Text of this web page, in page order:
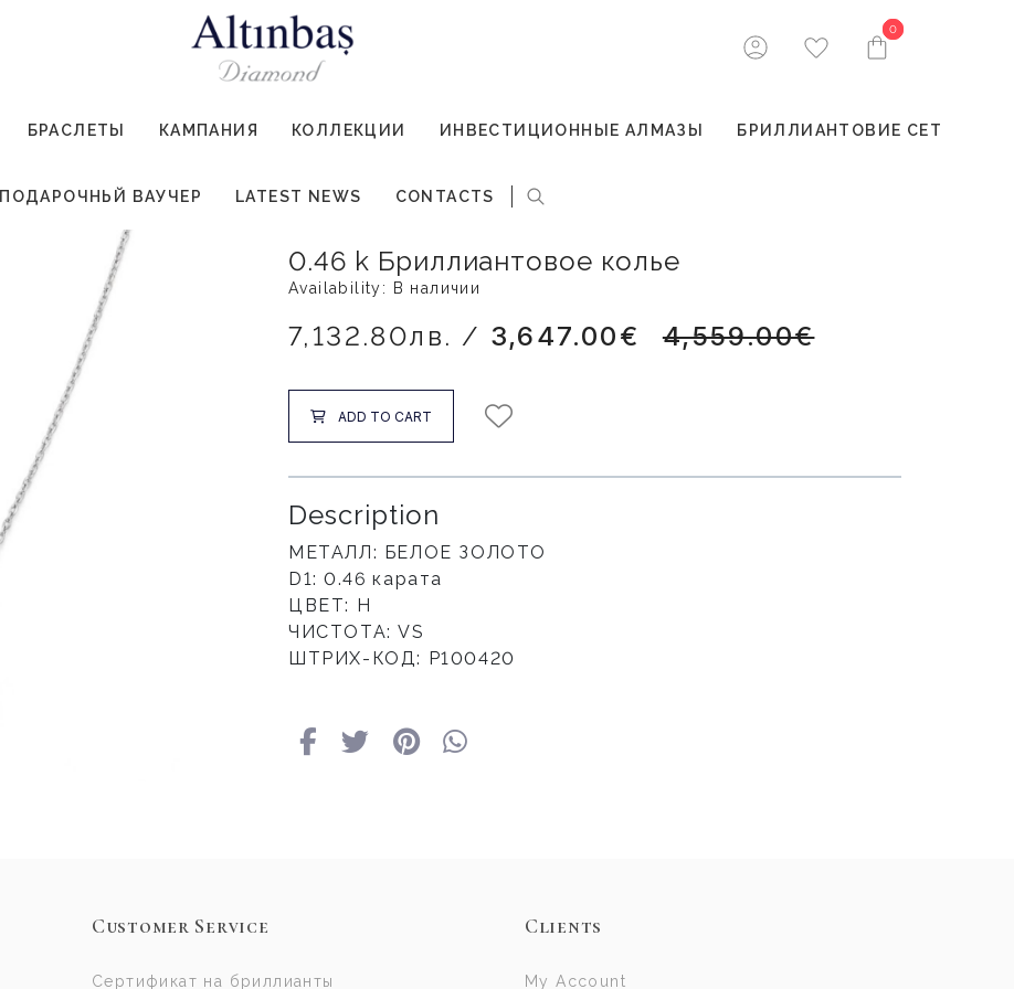
0
0
БРАСЛЕТЫ КАМПАНИЯ КОЛЛЕКЦИИ ИНВЕСТИЦИОННЫЕ АЛМАЗЫ БРИЛЛИАНТОВИЕ СЕТ
ПОДАРОЧНЬЙ ВАУЧЕР LATEST NEWS CONTACTS
0.46 k Бриллиантовое колье
Availability: В наличии
7,132.80лв. / 3,647.00€ 4,559.00€
ADD TO CART
Description
МЕТАЛЛ: БЕЛОЕ ЗОЛОТО
D1:0.46карата
ЦВЕТ: H
ЧИСТОТА:VS
ШТРИХ-КОД: P100420
Customer Service
Сертификат на бриллианты
Clients
My Account